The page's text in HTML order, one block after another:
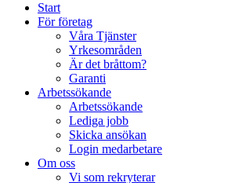
Start
För företag
Våra Tjänster
Yrkesområden
Är det bråttom?
Garanti
Arbetssökande
Arbetssökande
Lediga jobb
Skicka ansökan
Login medarbetare
Om oss
Vi som rekryterar